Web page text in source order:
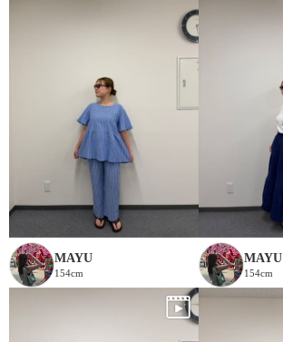
MAYU
154cm
MAYU
154cm